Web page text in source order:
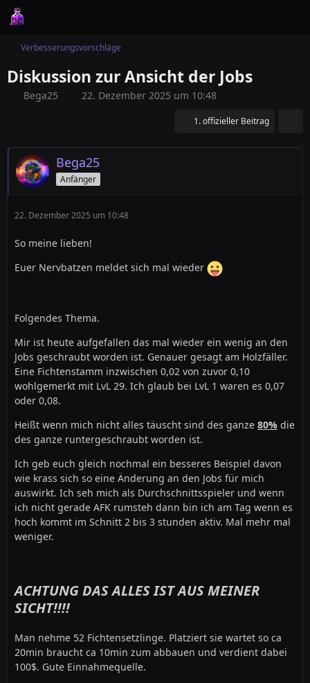
Verbesserungsvorschläge
Diskussion zur Ansicht der Jobs
Bega25 22. Dezember 2025 um 10:48
1. offizieller Beitrag
Bega25
Anfänger
22. Dezember 2025 um 10:48
So meine lieben!
Euer Nervbatzen meldet sich mal wieder
Folgendes Thema.
Mir ist heute aufgefallen das mal wieder ein wenig an den
Jobs geschraubt worden ist. Genauer gesagt am Holzfäller.
Eine Fichtenstamm inzwischen 0,02 von zuvor 0,10
wohlgemerkt mit LvL 29. Ich glaub bei LvL 1 waren es 0,07
oder 0,08.
Heißt wenn mich nicht alles täuscht sind des ganze 80% die
des ganze runtergeschraubt worden ist.
Ich geb euch gleich nochmal ein besseres Beispiel davon
wie krass sich so eine Änderung an den Jobs für mich
auswirkt. Ich seh mich als Durchschnittsspieler und wenn
ich nicht gerade AFK rumsteh dann bin ich am Tag wenn es
hoch kommt im Schnitt 2 bis 3 stunden aktiv. Mal mehr mal
weniger.
ACHTUNG DAS ALLES IST AUS MEINER
SICHT!!!!
Man nehme 52 Fichtensetzlinge. Platziert sie wartet so ca
20min braucht ca 10min zum abbauen und verdient dabei
100$. Gute Einnahmequelle.